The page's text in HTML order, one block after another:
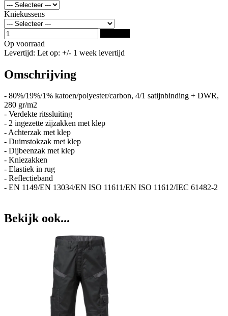
Kniekussens
Op voorraad
Levertijd: Let op: +/- 1 week levertijd
Omschrijving
- 80%/19%/1% katoen/polyester/carbon, 4/1 satijnbinding + DWR,
280 gr/m2
- Verdekte ritssluiting
- 2 ingezette zijzakken met klep
- Achterzak met klep
- Duimstokzak met klep
- Dijbeenzak met klep
- Kniezakken
- Elastiek in rug
- Reflectieband
- EN 1149/EN 13034/EN ISO 11611/EN ISO 11612/IEC 61482-2
Bekijk ook...